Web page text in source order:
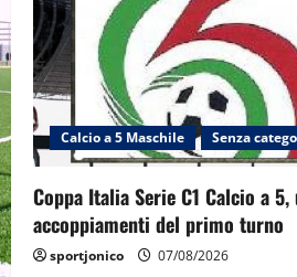
Calcio a 5 Maschile Senza
Coppa Italia Serie C1 Calcio a
accoppiamenti del primo turno
sportjonico 07/08/2026